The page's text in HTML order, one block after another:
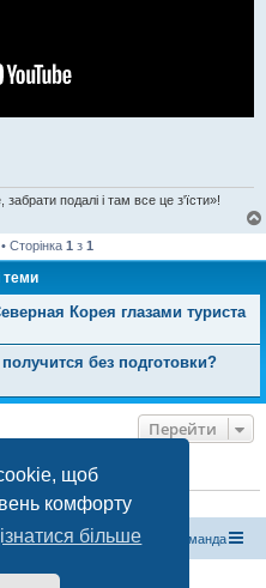
щоб
комфорту
більше
подалі і там все це з'їсти»!
Сторінка 1 з 1
теми
Корея глазами туриста
без подготовки?
Перейти
[бот ШІ]і 0 гостей
форум «Рюкзак» Команда
© phpBB Limited